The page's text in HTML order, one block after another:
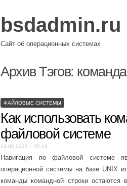
bsdadmin.ru
Сайт об операционных системах
Архив Тэгов:
ФАЙЛОВЫЕ СИСТЕМЫ
Как использовать
файловой системе
13.06.2025 – 05:13
Навигация по файловой системе
операционной системы на базе UNIX
команды командной строки остаются